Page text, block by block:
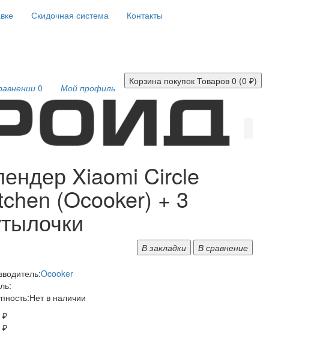
Скидочная система
Контакты
0 Мой профиль
Корзина покупок Товаров 0 (0 ₽)
Xiaomi Circle
(Ocooker) + 3
В закладки В сравнение
Ocooker
Нет в наличии
₽
₽